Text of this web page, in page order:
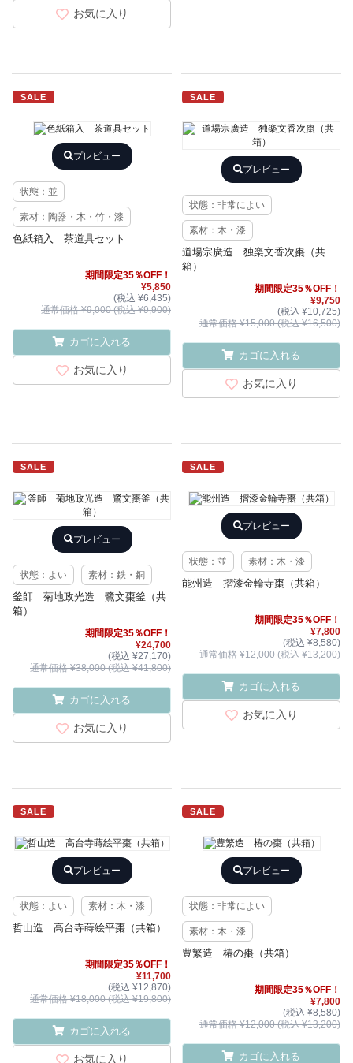
お気に入り
SALE
プレビュー
状態：並
素材：陶器・木・竹・漆
色紙箱入 茶道具セット
期間限定35％OFF！
¥5,850
(税込 ¥6,435)
通常価格 ¥9,000 (税込 ¥9,900)
カゴに入れる
お気に入り
SALE
プレビュー
状態：非常によい
素材：木・漆
道場宗廣造 独楽文香次棗（共
箱）
期間限定35％OFF！
¥9,750
(税込 ¥10,725)
通常価格 ¥15,000 (税込 ¥16,500)
カゴに入れる
お気に入り
SALE
プレビュー
状態：よい 素材：鉄・銅
釜師 菊地政光造 鷺文棗釜（共
箱）
期間限定35％OFF！
¥24,700
(税込 ¥27,170)
通常価格 ¥38,000 (税込 ¥41,800)
カゴに入れる
お気に入り
SALE
プレビュー
状態：並 素材：木・漆
能州造 摺漆金輪寺棗（共箱）
期間限定35％OFF！
¥7,800
(税込 ¥8,580)
通常価格 ¥12,000 (税込 ¥13,200)
カゴに入れる
お気に入り
SALE
プレビュー
状態：よい 素材：木・漆
哲山造 高台寺蒔絵平棗（共箱）
期間限定35％OFF！
¥11,700
(税込 ¥12,870)
通常価格 ¥18,000 (税込 ¥19,800)
カゴに入れる
お気に入り
SALE
プレビュー
状態：非常によい
素材：木・漆
豊繁造 椿の棗（共箱）
期間限定35％OFF！
¥7,800
(税込 ¥8,580)
通常価格 ¥12,000 (税込 ¥13,200)
カゴに入れる